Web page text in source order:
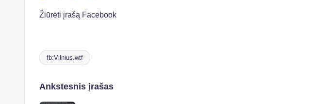
Žiūrėti įrašą Facebook
Tags:
fb:Vilnius.wtf
Post
Ankstesnis įrašas